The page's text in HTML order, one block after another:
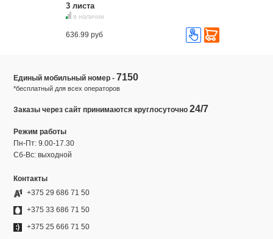
3 листа
в наличии
636.99 руб
Единый мобильный номер - 7150
*бесплатный для всех операторов
Заказы через сайт принимаются круглосуточно24/7
Режим работы
Пн-Пт: 9.00-17.30
Сб-Вс: выходной
Контакты
+375 29 686 71 50
+375 33 686 71 50
+375 25 666 71 50